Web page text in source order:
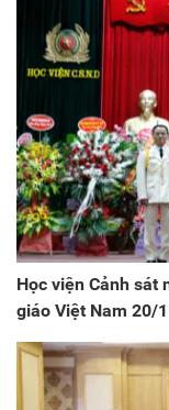
Học viện Cảnh sát
giáo Việt Nam 20/